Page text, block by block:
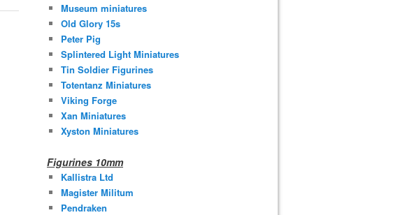
Museum miniatures
Old Glory 15s
Peter Pig
Splintered Light Miniatures
Tin Soldier Figurines
Totentanz Miniatures
Viking Forge
Xan Miniatures
Xyston Miniatures
Figurines 10mm
Kallistra Ltd
Magister Militum
Pendraken